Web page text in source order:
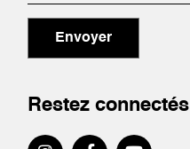
Envoyer
Restez connectés